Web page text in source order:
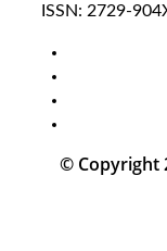
ISSN: 2729-
© Copyright